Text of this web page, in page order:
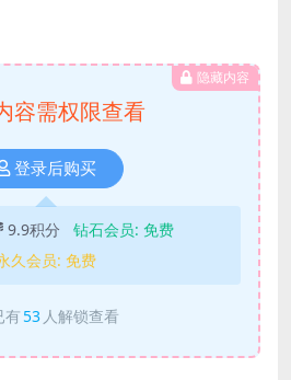
隐藏内容
容需权限查看
登录后购买
9.9积分 钻石会员: 免费
久会员: 免费
有 53 人解锁查看